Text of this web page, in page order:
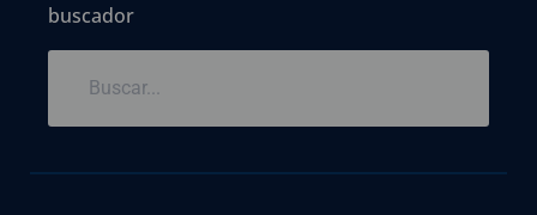
buscador